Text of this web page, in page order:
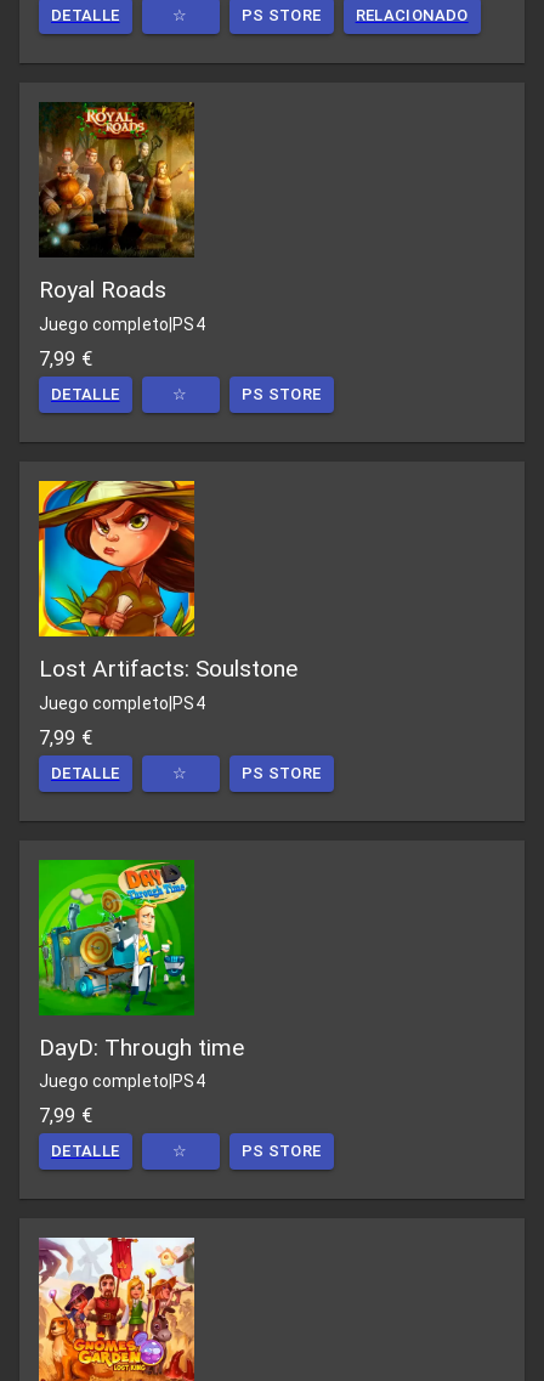
DETALLE ☆ PS STORE RELACIONADO
Royal Roads
Juego completo PS4
7,99 €
DETALLE ☆ PS STORE
Lost Artifacts: Soulstone
Juego completo PS4
7,99 €
DETALLE ☆ PS STORE
DayD: Through time
Juego completo PS4
7,99 €
DETALLE ☆ PS STORE